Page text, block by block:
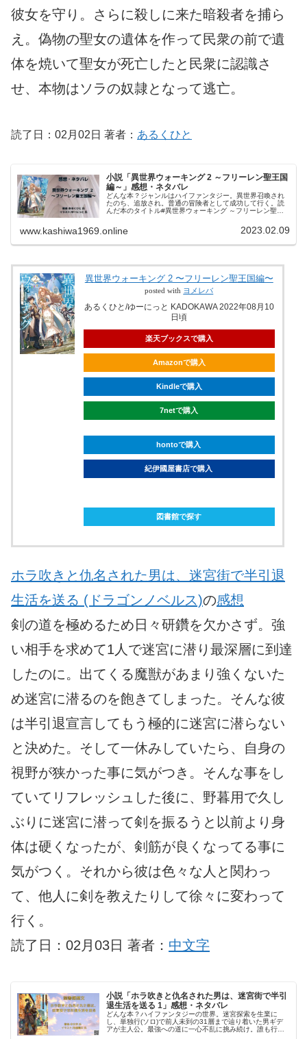
彼女を守り。さらに殺しに来た暗殺者を捕ら
え。偽物の聖女の遺体を作って民衆の前で遺
体を焼いて聖女が死亡したと民衆に認識さ
せ、本物はソラの奴隷となって逃亡。
読了日：02月02日 著者： あるくひと
小説「異世界ウォーキング 2 ～フリーレン聖王国
編～」感想・ネタバレ
どんな本？ジャンルはハイファンタジー。異世界召喚され
たのち、追放され。普通の冒険者として成功して行く。読
んだ本のタイトル#異世界ウォーキング ～フリーレン聖王
世界ウォーキング 2 〜...
www.kashiwa1969.online 2023.02.09
異世界ウォーキング 2 〜フリーレン聖王国編〜
posted with ヨメレバ
あるくひと/ゆーにっと KADOKAWA 2022年08月10
日頃
楽天ブックスで購入
Amazonで購入
Kindleで購入
7netで購入
hontoで購入
紀伊國屋書店で購入
図書館で探す
ホラ吹きと仇名された男は、迷宮街で半引退
生活を送る (ドラゴンノベルス)の感想
剣の道を極めるため日々研鑽を欠かさず。強
い相手を求めて1人で迷宮に潜り最深層に到達
したのに。出てくる魔獣があまり強くないた
め迷宮に潜るのを飽きてしまった。そんな彼
は半引退宣言してもう極的に迷宮に潜らない
と決めた。そして一休みしていたら、自身の
視野が狭かった事に気がつき。そんな事をし
ていてリフレッシュした後に、野暮用で久し
ぶりに迷宮に潜って剣を振るうと以前より身
体は硬くなったが、剣筋が良くなってる事に
気がつく。それから彼は色々な人と関わっ
て、他人に剣を教えたりして徐々に変わって
行く。
読了日：02月03日 著者： 中文字
小説「ホラ吹きと仇名された男は、迷宮街で半引
退生活を送る 1」感想・ネタバレ
どんな本？ハイファンタジーの世界。迷宮探索を生業に
し、単独行(ソロ)で前人未到の31層まで辿り着いた男ギデ
アが主人公。最強への道に一心不乱に挑み続け。誰も行っ